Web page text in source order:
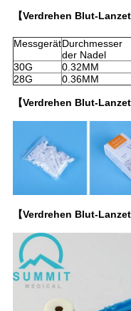
【Verdrehen Blut-
MessgerätDurchmesser
der Nadel
30G 0.32MM
28G 0.36MM
【Verdrehen Blut-
【Verdrehen Blut-